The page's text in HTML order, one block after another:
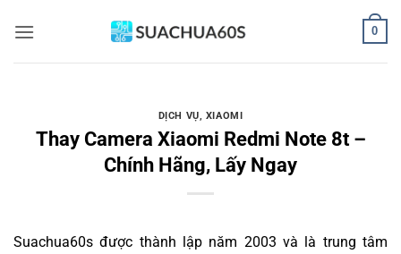
qua
0
DỊCH VỤ, XIAOMI
Thay Camera Xiaomi Redmi Note 8t –
Chính Hãng, Lấy Ngay
Suachua60s được thành lập năm 2003 và là trung tâm